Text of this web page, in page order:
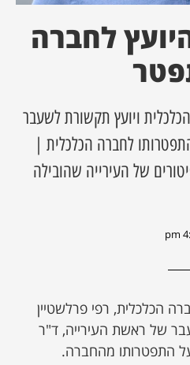
לחברה
ויועץ תקשורת לשעבר
לחברה הכלכלית |
של העירייה שהובילה
הכלכלית, רפי פרלשטיין
של ראשת העירייה, ד"ר
התפטרותו מהחברה.